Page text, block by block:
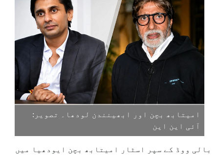
امیتابھ بچن اور ابھینندن لودھا۔ تصویر:
آئی این این
بالی ووڈ کے سپر اسٹار امیتابھ بچن ایودھیا میں